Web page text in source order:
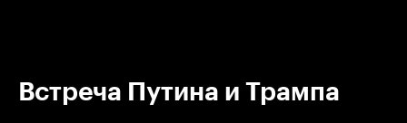
Встреча Путина и Трампа